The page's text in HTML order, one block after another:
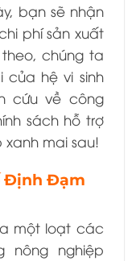
bạn sẽ nhận
phí sản xuất
chúng ta
của hệ vi sinh
cứu về công
sách hỗ trợ
xanh mai sau!
Định Đạm
một loạt các
nông nghiệp